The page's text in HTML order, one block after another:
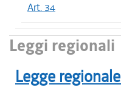
Art. 34
Leggi regionali
Legge regionale